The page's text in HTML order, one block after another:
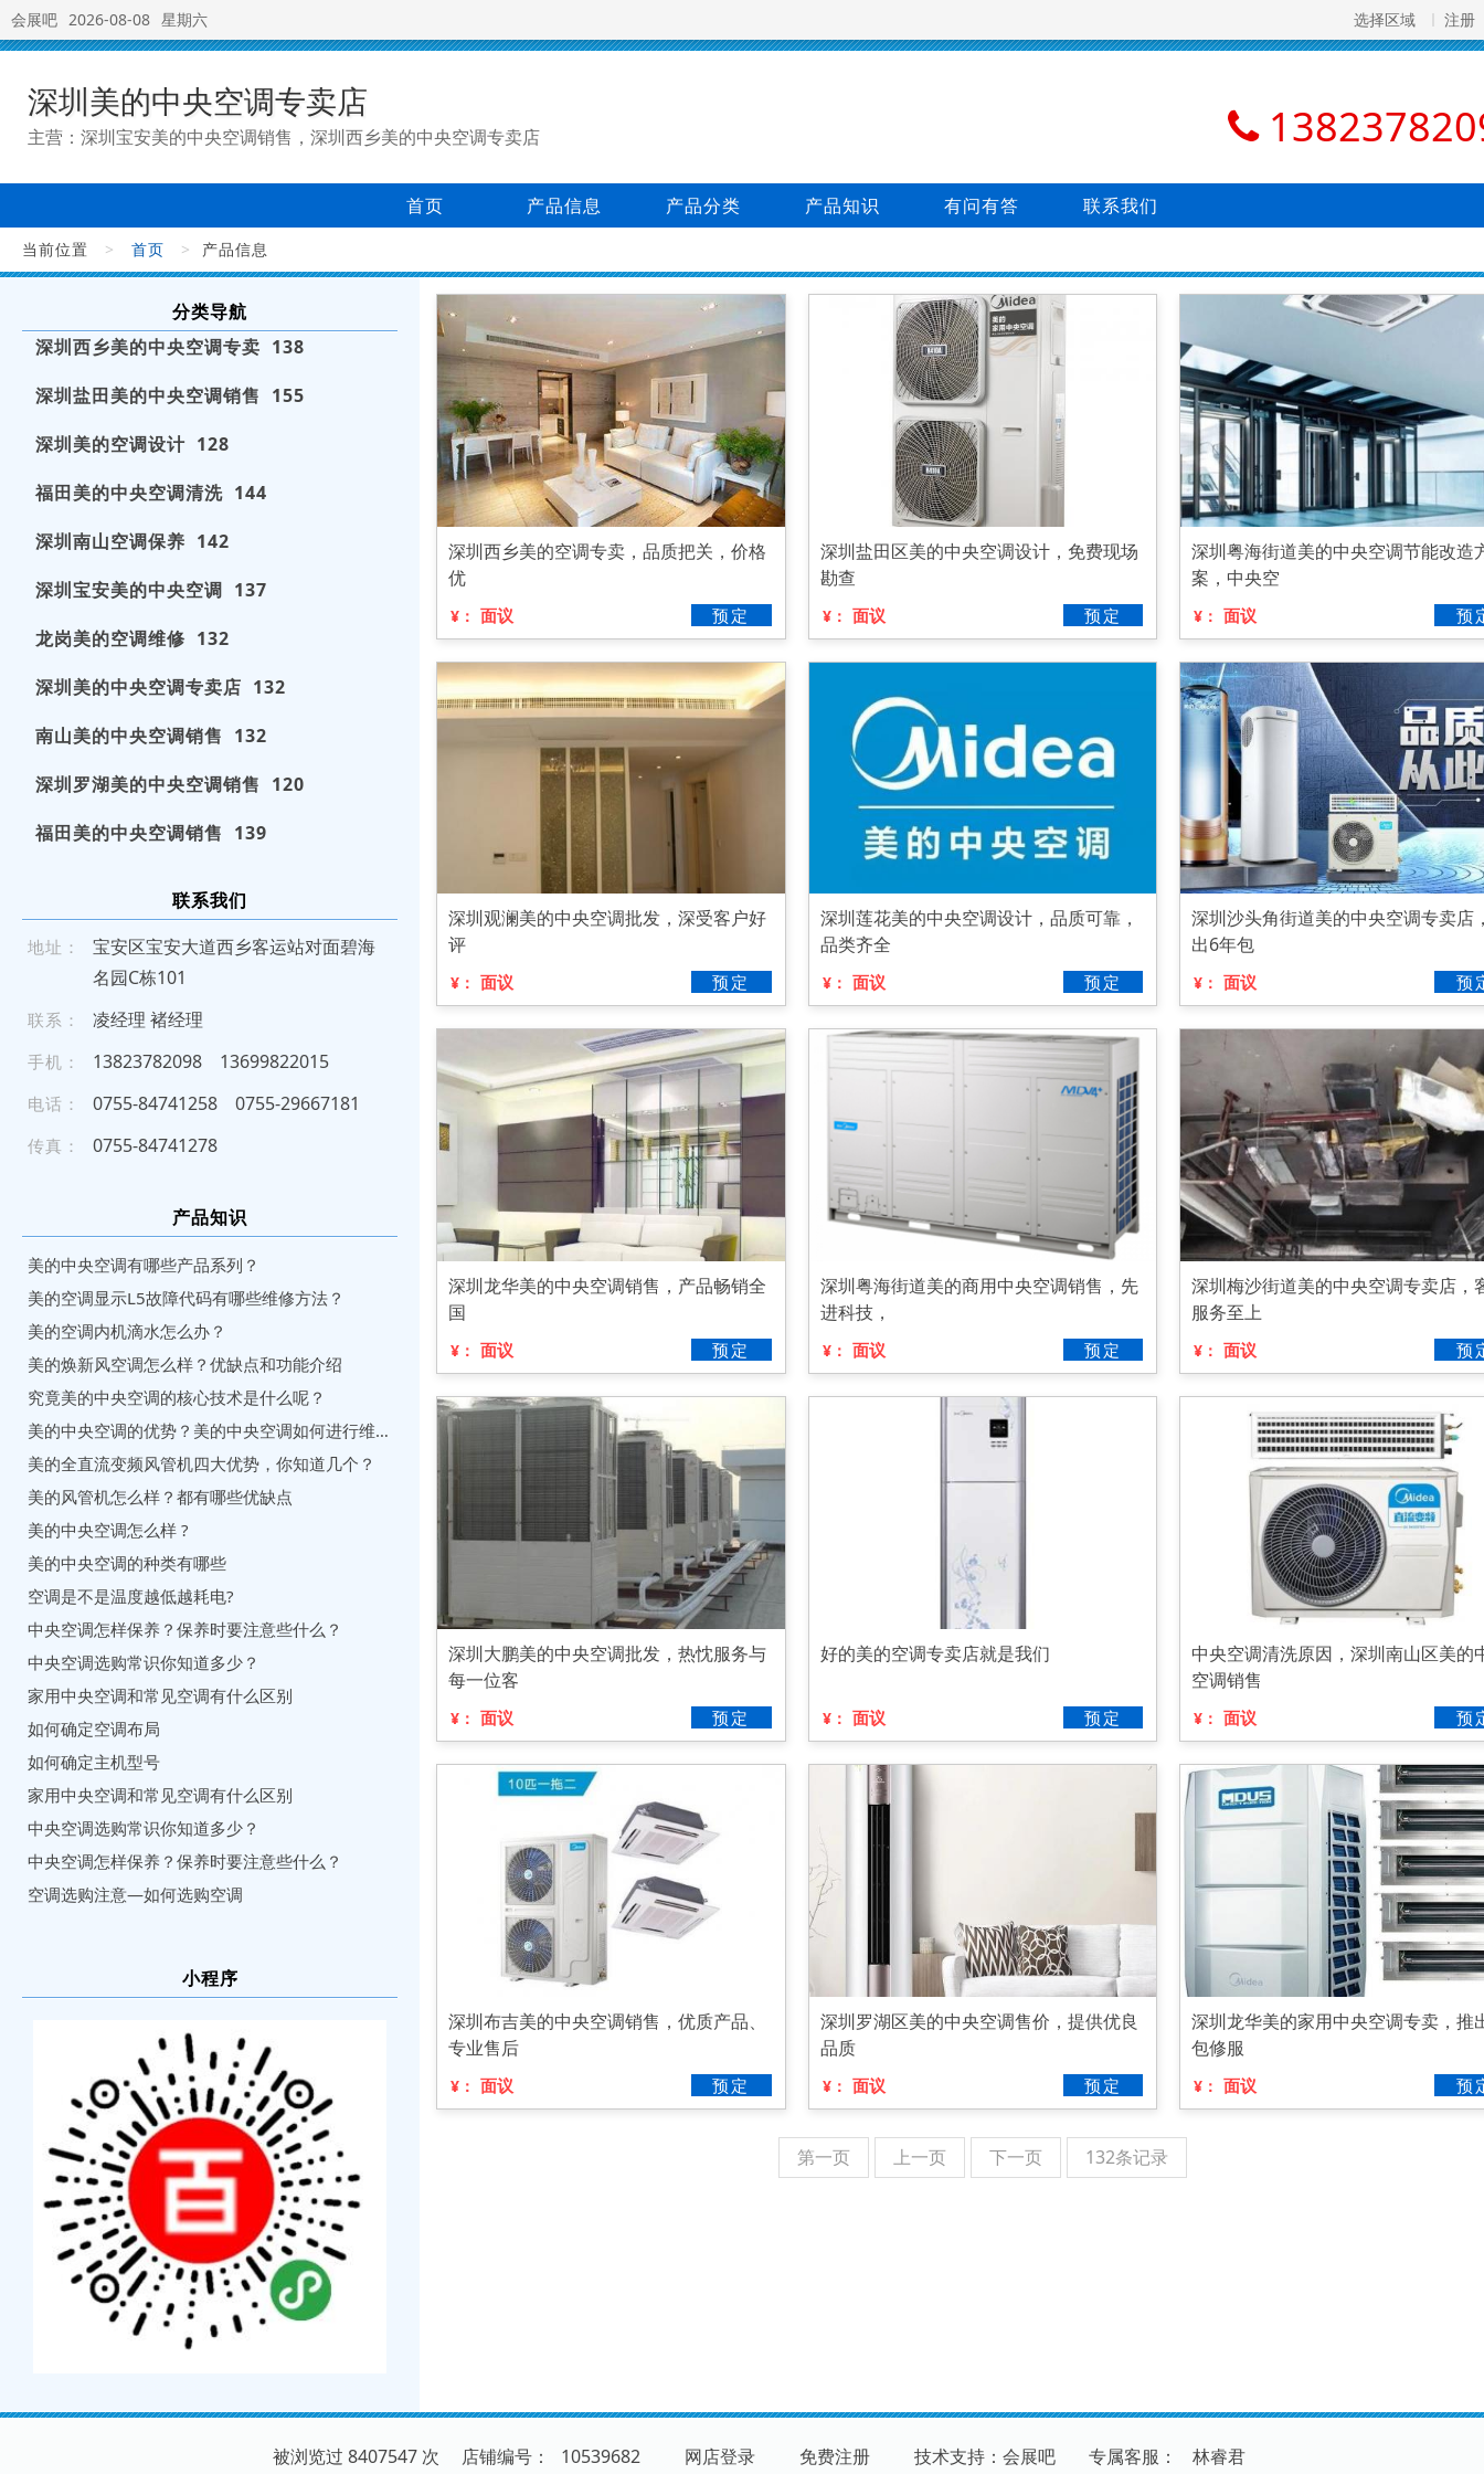
会展吧 2026-08-08 星期六 选择区域 注册
深圳美的中央空调专卖店
主营：深圳宝安美的中央空调销售，深圳西乡美的中央空调专卖店
首页 产品信息 产品分类 产品知识 有问有答 联系我们
当前位置 > 首页 > 产品信息
分类导航
深圳西乡美的中央空调专卖 138
深圳盐田美的中央空调销售 155
深圳美的空调设计 128
福田美的中央空调清洗 144
深圳南山空调保养 142
深圳宝安美的中央空调 137
龙岗美的空调维修 132
深圳美的中央空调专卖店 132
南山美的中央空调销售 132
深圳罗湖美的中央空调销售 120
福田美的中央空调销售 139
联系我们
地址：
宝安区宝安大道西乡客运站对面碧海
名园C栋101
联系： 凌经理 褚经理
手机： 138 2 37 820 98 136 99 82 20 1 5
电话： 07 55 -8 47 412 5 8075 5 - 2 966 7 181
传真： 0 7 55- 84 7 4 12 78
产品知识
美的中央空调有哪些产品系列？
美的空调显示L5故障代码有哪些维修方法？
美的空调内机滴水怎么办？
美的焕新风空调怎么样？优缺点和功能介绍
究竟美的中央空调的核心技术是什么呢？
美的中央空调的优势？美的中央空调如何进行维修保养?
美的全直流变频风管机四大优势，你知道几个？
美的风管机怎么样？都有哪些优缺点
美的中央空调怎么样 ?
美的中央空调的种类有哪些
空调是不是温度越低越耗电?
中央空调怎样保养？保养时要注意些什么？
中央空调选购常识你知道多少？
家用中央空调和常见空调有什么区别
如何确定空调布局
如何确定主机型号
家用中央空调和常见空调有什么区别
中央空调选购常识你知道多少？
中央空调怎样保养？保养时要注意些什么？
空调选购注意—如何选购空调
小程序
深圳西乡美的空调专卖，品质把关，价格
优
¥： 面议 预定
深圳盐田区美的中央空调设计，免费现场
勘查
¥： 面议 预定
深圳粤海街道美的中央空调节能改造
案，中央空
¥： 面议 预
深圳观澜美的中央空调批发，深受客户好
评
¥： 面议 预定
深圳莲花美的中央空调设计，品质可靠，
品类齐全
¥： 面议 预定
深圳沙头角街道美的中央空调专卖店
出6年包
¥： 面议 预
深圳龙华美的中央空调销售，产品畅销全
国
¥： 面议 预定
深圳粤海街道美的商用中央空调销售，先
进科技，
¥： 面议 预定
深圳梅沙街道美的中央空调专卖店，
服务至上
¥： 面议 预
深圳大鹏美的中央空调批发，热忱服务与
每一位客
¥： 面议 预定
好的美的空调专卖店就是我们
¥： 面议 预定
中央空调清洗原因，深圳南山区美的
空调销售
¥： 面议 预
深圳布吉美的中央空调销售，优质产品、
专业售后
¥： 面议 预定
深圳罗湖区美的中央空调售价，提供优良
品质
¥： 面议 预定
深圳龙华美的家用中央空调专卖，推
包修服
¥： 面议 预
第一页 上一页 下一页 132条记录
被浏览过 8407547 次 店铺编号： 10539682 网店登录 免费注册 技术支持：会展吧 专属客服 ： 林睿君